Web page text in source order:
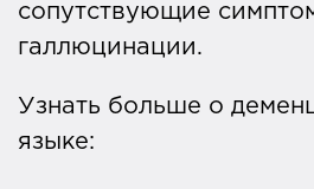
сопутствующие
галлюцинации.
Узнать больше о
языке: